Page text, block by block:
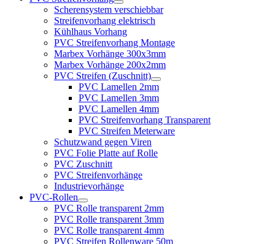
Scherensystem verschiebbar
Streifenvorhang elektrisch
Kühlhaus Vorhang
PVC Streifenvorhang Montage
Marbex Vorhänge 300x3mm
Marbex Vorhänge 200x2mm
PVC Streifen (Zuschnitt)
PVC Lamellen 2mm
PVC Lamellen 3mm
PVC Lamellen 4mm
PVC Streifenvorhang Transparent
PVC Streifen Meterware
Schutzwand gegen Viren
PVC Folie Platte auf Rolle
PVC Zuschnitt
PVC Streifenvorhänge
Industrievorhänge
PVC-Rollen
PVC Rolle transparent 2mm
PVC Rolle transparent 3mm
PVC Rolle transparent 4mm
PVC Streifen Rollenware 50m